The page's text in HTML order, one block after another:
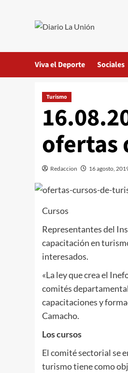
Viva el Deporte Sociales
Turismo
ofertas
Redaccion 16 agosto,
Cursos
Representantes del
capacitación en
interesados.
«La ley que crea el
comités
capacitaciones y
Camacho.
Los cursos
El comité sectorial se
turismo tiene como